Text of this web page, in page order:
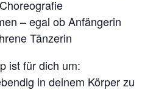
– egal ob Anfängerin
Tänzerin
ist für dich um:
in deinem Körper zu